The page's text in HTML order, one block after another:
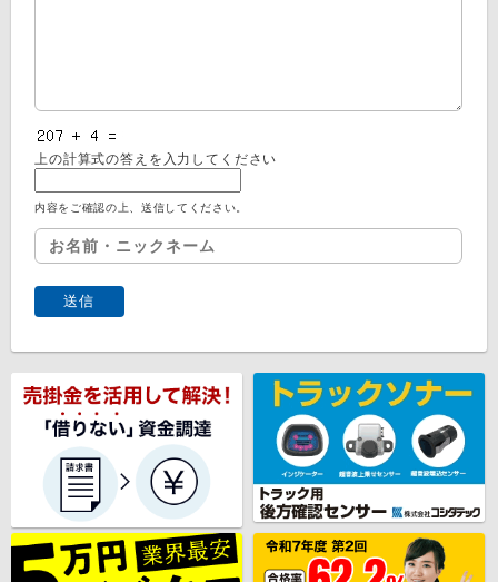
上の計算式の答えを入力してください
内容をご確認の上、送信してください。